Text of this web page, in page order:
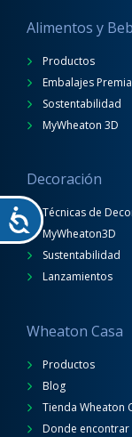
Alimentos y
Productos
Embalajes
Sostentabilidad
MyWheaton 3D
Decoración
Técnicas de
MyWheaton3D
Sustentabilidad
Lanzamientos
Wheaton Casa
Productos
Blog
Tienda Wheaton
Donde encontrar